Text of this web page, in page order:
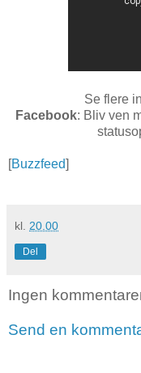
Se flere
Facebook: Bliv ven
[Buzzfeed]
kl. 20.00
Del
Ingen
Send en